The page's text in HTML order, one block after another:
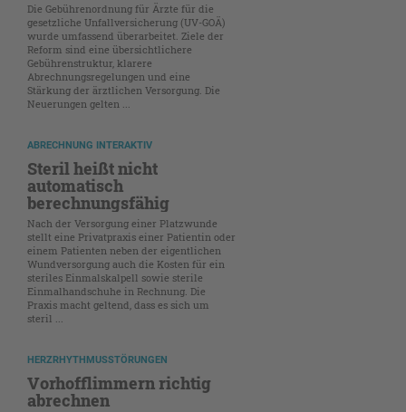
Die Gebührenordnung für Ärzte für die
gesetzliche Unfallversicherung (UV-GOÄ)
wurde umfassend überarbeitet. Ziele der
Reform sind eine übersichtlichere
Gebührenstruktur, klarere
Abrechnungsregelungen und eine
Stärkung der ärztlichen Versorgung. Die
Neuerungen gelten ...
ABRECHNUNG INTERAKTIV
Steril heißt nicht
automatisch
berechnungsfähig
Nach der Versorgung einer Platzwunde
stellt eine Privatpraxis einer Patientin oder
einem Patienten neben der eigentlichen
Wundversorgung auch die Kosten für ein
steriles Einmalskalpell sowie sterile
Einmalhandschuhe in Rechnung. Die
Praxis macht geltend, dass es sich um
steril ...
HERZRHYTHMUSSTÖRUNGEN
Vorhofflimmern richtig
abrechnen